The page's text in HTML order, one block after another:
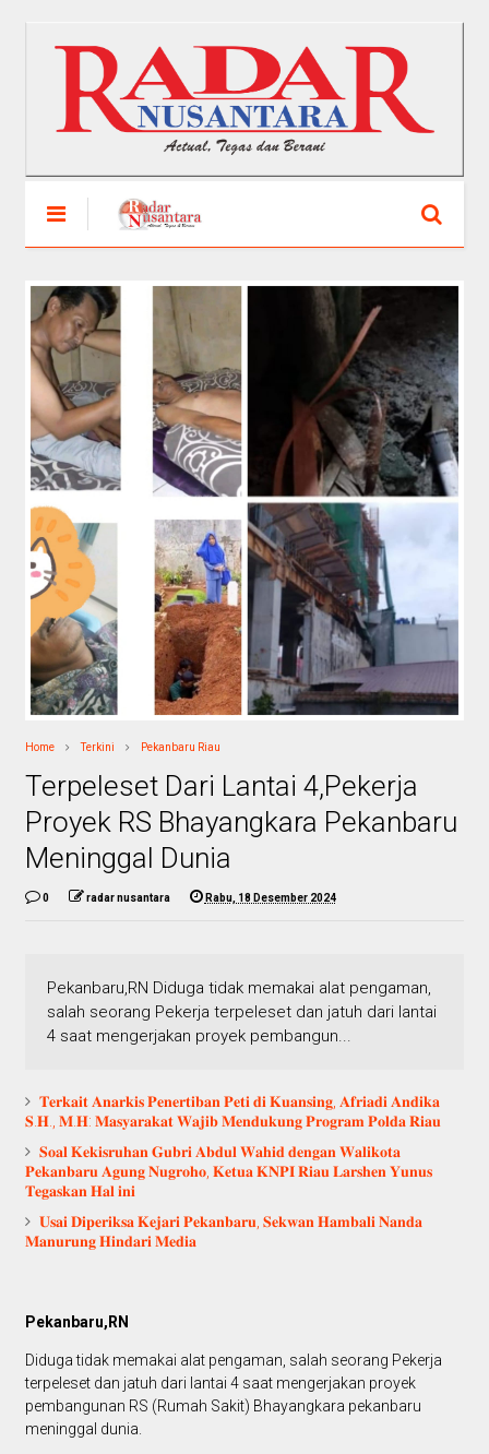
Home Terkini Pekanbaru Riau
Terpeleset Dari Lantai 4,Pekerja
Proyek RS Bhayangkara Pekanbaru
Meninggal Dunia
0 radar nusantara Rabu, 18 Desember 2024
Pekanbaru,RN Diduga tidak memakai alat pengaman,
salah seorang Pekerja terpeleset dan jatuh dari lantai
4 saat mengerjakan proyek pembangun...
𝐓𝐞𝐫𝐤𝐚𝐢𝐭 𝐀𝐧𝐚𝐫𝐤𝐢𝐬 𝐏𝐞𝐧𝐞𝐫𝐭𝐢𝐛𝐚𝐧 𝐏𝐞𝐭𝐢 𝐝𝐢 𝐊𝐮𝐚𝐧𝐬𝐢𝐧𝐠, 𝐀𝐟𝐫𝐢𝐚𝐝𝐢 𝐀𝐧𝐝𝐢𝐤𝐚
𝐒.𝐇., 𝐌.𝐇: 𝐌𝐚𝐬𝐲𝐚𝐫𝐚𝐤𝐚𝐭 𝐖𝐚𝐣𝐢𝐛 𝐌𝐞𝐧𝐝𝐮𝐤𝐮𝐧𝐠 𝐏𝐫𝐨𝐠𝐫𝐚𝐦 𝐏𝐨𝐥𝐝𝐚 𝐑𝐢𝐚𝐮
𝐒𝐨𝐚𝐥 𝐊𝐞𝐤𝐢𝐬𝐫𝐮𝐡𝐚𝐧 𝐆𝐮𝐛𝐫𝐢 𝐀𝐛𝐝𝐮𝐥 𝐖𝐚𝐡𝐢𝐝 𝐝𝐞𝐧𝐠𝐚𝐧 𝐖𝐚𝐥𝐢𝐤𝐨𝐭𝐚
𝐏𝐞𝐤𝐚𝐧𝐛𝐚𝐫𝐮 𝐀𝐠𝐮𝐧𝐠 𝐍𝐮𝐠𝐫𝐨𝐡𝐨, 𝐊𝐞𝐭𝐮𝐚 𝐊𝐍𝐏𝐈 𝐑𝐢𝐚𝐮 𝐋𝐚𝐫𝐬𝐡𝐞𝐧 𝐘𝐮𝐧𝐮𝐬
𝐓𝐞𝐠𝐚𝐬𝐤𝐚𝐧 𝐇𝐚𝐥 𝐢𝐧𝐢
𝐔𝐬𝐚𝐢 𝐃𝐢𝐩𝐞𝐫𝐢𝐤𝐬𝐚 𝐊𝐞𝐣𝐚𝐫𝐢 𝐏𝐞𝐤𝐚𝐧𝐛𝐚𝐫𝐮, 𝐒𝐞𝐤𝐰𝐚𝐧 𝐇𝐚𝐦𝐛𝐚𝐥𝐢 𝐍𝐚𝐧𝐝𝐚
𝐌𝐚𝐧𝐮𝐫𝐮𝐧𝐠 𝐇𝐢𝐧𝐝𝐚𝐫𝐢 𝐌𝐞𝐝𝐢𝐚
Pekanbaru,RN
Diduga tidak memakai alat pengaman, salah seorang Pekerja
terpeleset dan jatuh dari lantai 4 saat mengerjakan proyek
pembangunan RS (Rumah Sakit) Bhayangkara pekanbaru
meninggal dunia.